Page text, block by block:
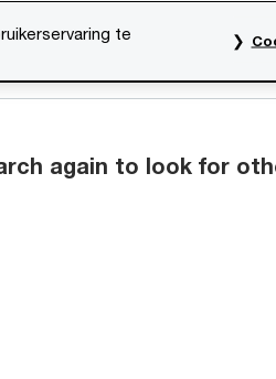
again to look for
te